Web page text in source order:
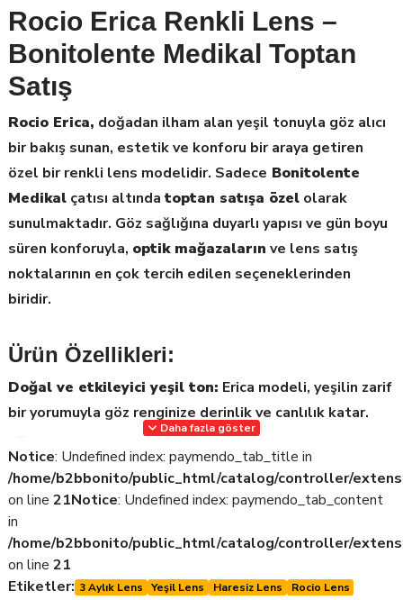
Rocio Erica Renkli Lens –
Bonitolente Medikal Toptan
Satış
Rocio Erica, doğadan ilham alan yeşil tonuyla göz alıcı
bir bakış sunan, estetik ve konforu bir araya getiren
özel bir renkli lens modelidir. Sadece Bonitolente
Medikal çatısı altında toptan satışa özel olarak
sunulmaktadır. Göz sağlığına duyarlı yapısı ve gün boyu
süren konforuyla, optik mağazaların ve lens satış
noktalarının en çok tercih edilen seçeneklerinden
biridir.
Ürün Özellikleri:
Doğal ve etkileyici yeşil ton: Erica modeli, yeşilin zarif
bir yorumuyla göz renginize derinlik ve canlılık katar.
Yüksek nem tutma teknolojisi:Gün boyu nemli kalma
özelliği sayesinde kuruluk hissini minimuma indirir.
Konfor odaklı yumuşak lens materyali: Gözle
mükemmel uyum sağlayarak batma ve rahatsızlık
hissini önler.
Toptan satışa uygun ambalaj:Optik mağazalar ve e-
Daha fazla göster
Notice: Undefined index: paymendo_tab_title in
/home/b2bbonito/public_html/catalog/controller/
on line 21Notice: Undefined index: paymendo_tab_content
in
/home/b2bbonito/public_html/catalog/controller/
on line 21
Etiketler: 3 Aylık Lens Yeşil Lens Haresiz Lens Rocio Lens